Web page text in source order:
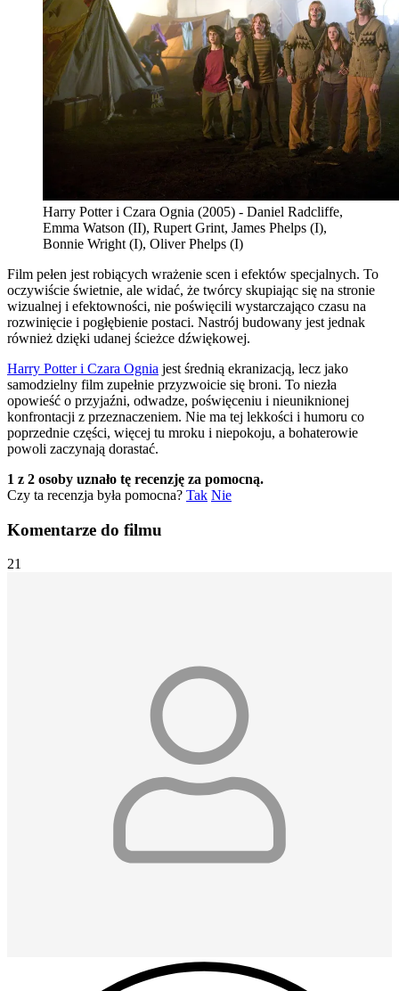
Harry Potter i Czara Ognia (2005) - Daniel Radcliffe,
Emma Watson (II), Rupert Grint, James Phelps (I),
Bonnie Wright (I), Oliver Phelps (I)
Film pełen jest robiących wrażenie scen i efektów specjalnych. To
oczywiście świetnie, ale widać, że twórcy skupiając się na stronie
wizualnej i efektowności, nie poświęcili wystarczająco czasu na
rozwinięcie i pogłębienie postaci. Nastrój budowany jest jednak
również dzięki udanej ścieżce dźwiękowej.
Harry Potter i Czara Ognia jest średnią ekranizacją, lecz jako
samodzielny film zupełnie przyzwoicie się broni. To niezła
opowieść o przyjaźni, odwadze, poświęceniu i nieuniknionej
konfrontacji z przeznaczeniem. Nie ma tej lekkości i humoru co
poprzednie części, więcej tu mroku i niepokoju, a bohaterowie
powoli zaczynają dorastać.
1 z 2 osoby uznało tę recenzję za pomocną.
Czy ta recenzja była pomocna? Tak Nie
Komentarze do filmu
21